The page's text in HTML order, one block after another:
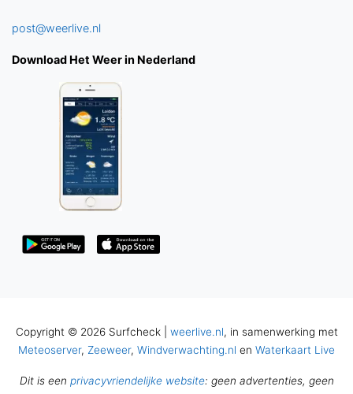
post@weerlive.nl
Download Het Weer in Nederland
Copyright © 2026 Surfcheck | weerlive.nl, in samenwerking met
Meteoserver, Zeeweer, Windverwachting.nl en Waterkaart Live
Dit is een privacyvriendelijke website: geen advertenties, geen